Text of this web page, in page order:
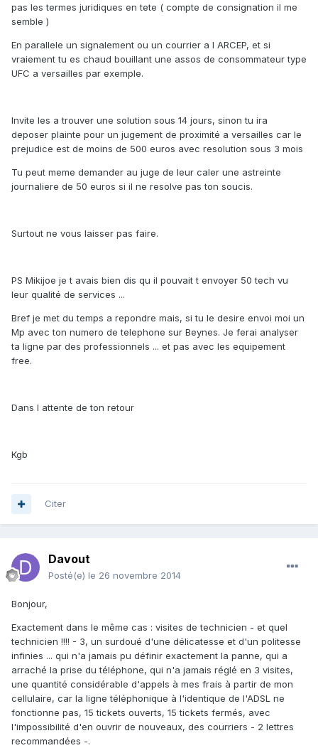
pas les termes juridiques en tete ( compte de consignation il me
semble )
En parallele un signalement ou un courrier a l ARCEP, et si
vraiement tu es chaud bouillant une assos de consommateur type
UFC a versailles par exemple.
Invite les a trouver une solution sous 14 jours, sinon tu ira
deposer plainte pour un jugement de proximité a versailles car le
prejudice est de moins de 500 euros avec resolution sous 3 mois
Tu peut meme demander au juge de leur caler une astreinte
journaliere de 50 euros si il ne resolve pas ton soucis.
Surtout ne vous laisser pas faire.
PS Mikijoe je t avais bien dis qu il pouvait t envoyer 50 tech vu
leur qualité de services ...
Bref je met du temps a repondre mais, si tu le desire envoi moi un
Mp avec ton numero de telephone sur Beynes. Je ferai analyser
ta ligne par des professionnels ... et pas avec les equipement
free.
Dans l attente de ton retour
Kgb
Citer
Davout
Posté(e) le 26 novembre 2014
Bonjour,
Exactement dans le même cas : visites de technicien - et quel
technicien !!!! - 3, un surdoué d'une délicatesse et d'un politesse
infinies ... qui n'a jamais pu définir exactement la panne, qui a
arraché la prise du téléphone, qui n'a jamais réglé en 3 visites,
une quantité considérable d'appels à mes frais à partir de mon
cellulaire, car la ligne téléphonique à l'identique de l'ADSL ne
fonctionne pas, 15 tickets ouverts, 15 tickets fermés, avec
l'impossibilité d'en ouvrir de nouveaux, des courriers - 2 lettres
recommandées -.